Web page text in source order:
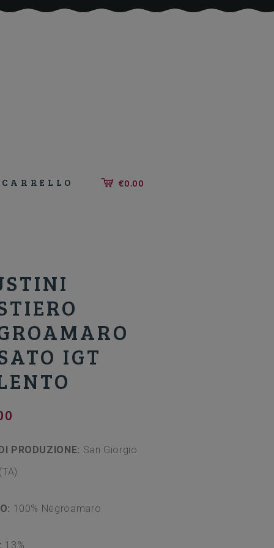
CARRELLO €0.00
IGT
PRODUZIONE: San Giorgio
100% Negroamaro
13%